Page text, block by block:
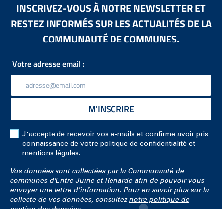
INSCRIVEZ-VOUS À NOTRE NEWSLETTER ET
RESTEZ INFORMÉS SUR LES ACTUALITÉS DE LA
COMMUNAUTÉ DE COMMUNES.
Votre adresse email :
M'INSCRIRE
J'accepte de recevoir vos e-mails et confirme avoir pris
connaissance de votre politique de confidentialité et
mentions légales.
Vos données sont collectées par la Communauté de
communes d'Entre Juine et Renarde afin de pouvoir vous
envoyer une lettre d’information. Pour en savoir plus sur la
collecte de vos données, consultez notre politique de